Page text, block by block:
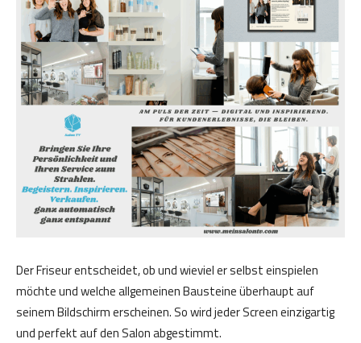
Der Friseur entscheidet, ob und wieviel er selbst einspielen
möchte und welche allgemeinen Bausteine überhaupt auf
seinem Bildschirm erscheinen. So wird jeder Screen einzigartig
und perfekt auf den Salon abgestimmt.